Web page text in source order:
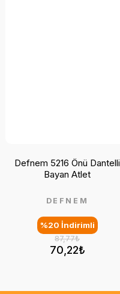
70,22₺
87,77₺
%20 İndirimli
DEFNEM
Defnem 5216 Önü Dantelli
Bayan Atlet